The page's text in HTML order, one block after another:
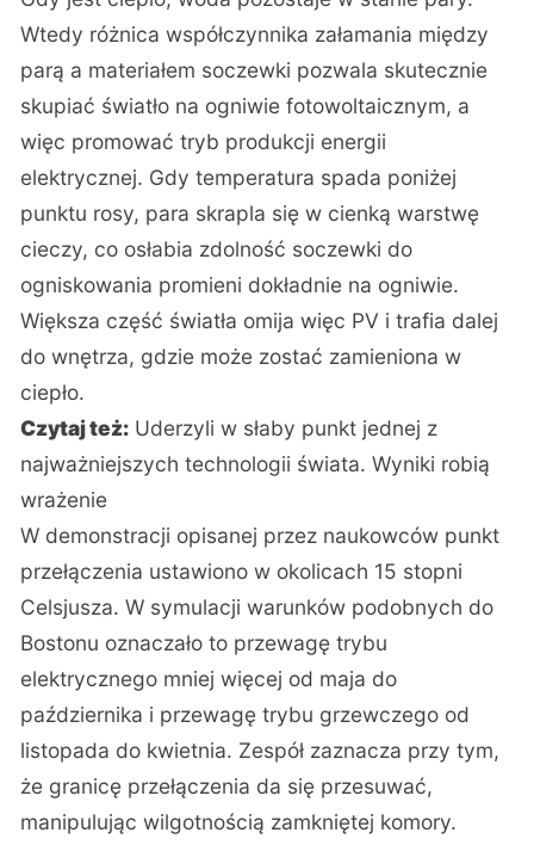
Wtedy różnica współczynnika załamania między
parą a materiałem soczewki pozwala skutecznie
skupiać światło na ogniwie fotowoltaicznym, a
więc promować tryb produkcji energii
elektrycznej. Gdy temperatura spada poniżej
punktu rosy, para skrapla się w cienką warstwę
cieczy, co osłabia zdolność soczewki do
ogniskowania promieni dokładnie na ogniwie.
Większa część światła omija więc PV i trafia dalej
do wnętrza, gdzie może zostać zamieniona w
ciepło.
Czytaj też: Uderzyli w słaby punkt jednej z
najważniejszych technologii świata. Wyniki robią
wrażenie
W demonstracji opisanej przez naukowców punkt
przełączenia ustawiono w okolicach 15 stopni
Celsjusza. W symulacji warunków podobnych do
Bostonu oznaczało to przewagę trybu
elektrycznego mniej więcej od maja do
października i przewagę trybu grzewczego od
listopada do kwietnia. Zespół zaznacza przy tym,
że granicę przełączenia da się przesuwać,
manipulując wilgotnością zamkniętej komory.